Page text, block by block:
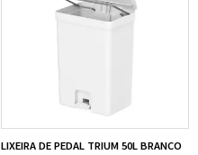
LIXEIRA DE PEDAL TRIUM 50L BRANCO